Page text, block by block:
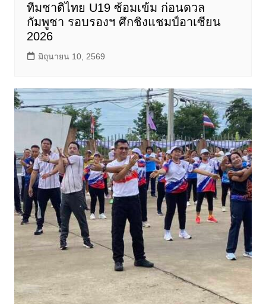
ทีมชาติไทย U19 ซ้อมเข้ม ก่อนดวล
กัมพูชา รอบรองฯ ศึกชิงแชมป์อาเซียน
2026
มิถุนายน 10, 2569